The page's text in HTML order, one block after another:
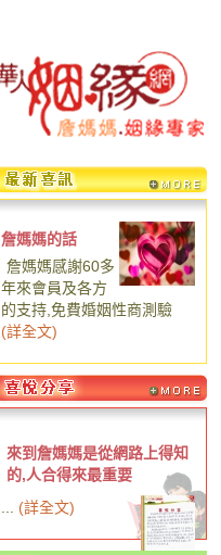
詹媽媽的話
詹媽媽感謝60多
年來會員及各方
的支持,免費婚姻性商測驗
(詳全文)
來到詹媽媽是從網路上得知
的,人合得來最重要
(詳全文)